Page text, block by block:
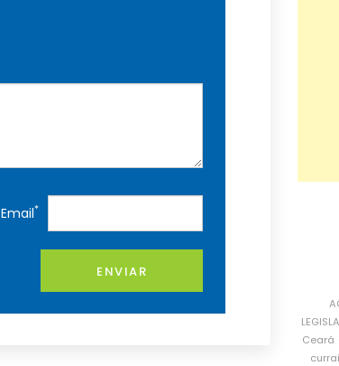
Email*
ENVIAR
Ceará